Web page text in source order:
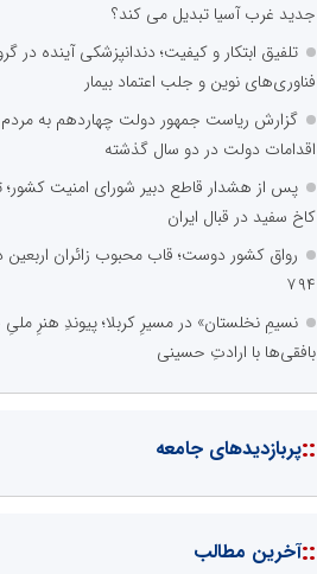
جدید غرب آسیا تبدیل می کند؟
تلفیق ابتکار و کیفیت؛ دندانپزشکی آینده در
فناوری‌های نوین و جلب اعتماد بیمار
گزارش ریاست جمهور دولت چهاردهم به
اقدامات دولت در دو سال گذشته
پس از هشدار قاطع دبیر شورای امنیت کشور؛
کاخ سفید در قبال ایران
رواق کشور دوست؛ قاب محبوب زائران اربعین
۷۹۴
نسیمِ نخلستان» در مسیرِ کربلا؛ پیوندِ هنرِ
بافقی‌ها با ارادتِ حسینی
::پربازدیدهای جامعه
::آخرین مطالب